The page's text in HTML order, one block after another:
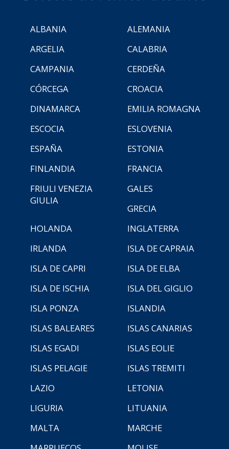
ALBANIA
ALEMANIA
ARGELIA
CALABRIA
CAMPANIA
CERDEÑA
CÓRCEGA
CROACIA
DINAMARCA
EMILIA ROMAGNA
ESCOCIA
ESLOVENIA
ESPAÑA
ESTONIA
FINLANDIA
FRANCIA
FRIULI VENEZIA
GIULIA
GALES
GRECIA
HOLANDA
INGLATERRA
IRLANDA
ISLA DE CAPRAIA
ISLA DE CAPRI
ISLA DE ELBA
ISLA DE ISCHIA
ISLA DEL GIGLIO
ISLA PONZA
ISLANDIA
ISLAS BALEARES
ISLAS CANARIAS
ISLAS EGADI
ISLAS EOLIE
ISLAS PELAGIE
ISLAS TREMITI
LAZIO
LETONIA
LIGURIA
LITUANIA
MALTA
MARCHE